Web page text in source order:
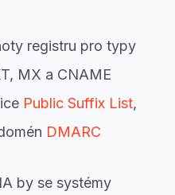
registru pro typy
MX a CNAME
Public Suffix List,
DMARC
by se systémy